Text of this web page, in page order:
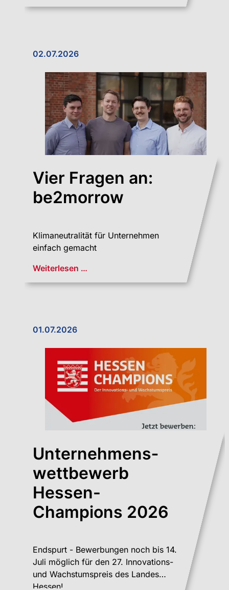
02.07.2026
Vier Fragen an:
be2morrow
Klimaneutralität für Unternehmen
einfach gemacht
Weiterlesen …
01.07.2026
Unternehmens­
wett­be­werb
Hessen-
Champions 2026
Endspurt - Bewerbungen noch bis 14.
Juli möglich für den 27. Innovations-
und Wachstumspreis des Landes
Hessen!